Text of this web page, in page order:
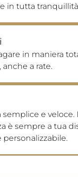
in tutta
in maniera
anche a rate.
e veloce.
è sempre a tua